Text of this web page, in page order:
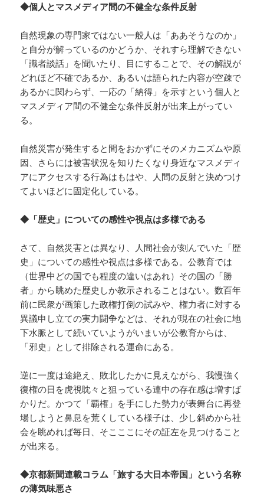
◆個人とマスメディア間の不健全な条件反射
自然現象の専門家ではない一般人は「ああそうなのか」
と自分が解っているのかどうか、それすら理解できない
「識者談話」を聞いたり、目にすることで、その解説が
どれほど不確であるか、あるいは語られた内容が空疎で
あるかに関わらず、一応の「納得」を示すという個人と
マスメディア間の不健全な条件反射が出来上がってい
る。
自然災害が発生すると間をおかずにそのメカニズムや原
因、さらには被害状況を知りたくなり身近なマスメディ
アにアクセスする行為はもはや、人間の反射と決めつけ
てよいほどに固定化している。
◆「歴史」についての感性や視点は多様である
さて、自然災害とは異なり、人間社会が刻んでいた「歴
史」についての感性や視点は多様である。公教育では
（世界中どの国でも程度の違いはあれ）その国の「勝
者」から眺めた歴史しか教示されることはない。数百年
前に民衆が画策した政権打倒の試みや、権力者に対する
異議申し立ての実力闘争などは、それが現在の社会に地
下水脈として続いていようがいまいが公教育からは、
「邪史」として排除される運命にある。
逆に一度は途絶え、敗北したかに見えながら、我慢強く
復権の日を虎視眈々と狙っている連中の存在感は増すば
かりだ。かつて「覇権」を手にした勢力が表舞台に再登
場しようと鼻息を荒くしている様子は、少し斜めから社
会を眺めれば毎日、そこここにその証左を見つけること
が出来る。
◆京都新聞連載コラム「旅する大日本帝国」という名称
の薄気味悪さ